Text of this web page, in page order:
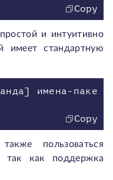
Copy
и интуитивно
имеет стандартную
имена-паке
Copy
пользоваться
так как поддержка